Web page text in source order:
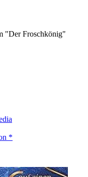
"Der Froschkönig"
*